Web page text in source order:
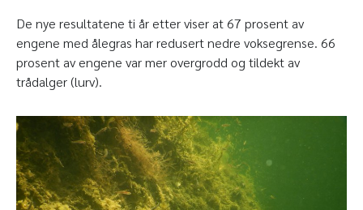
De nye resultatene ti år etter viser at 67 prosent av
engene med ålegras har redusert nedre voksegrense. 66
prosent av engene var mer overgrodd og tildekt av
trådalger (lurv).